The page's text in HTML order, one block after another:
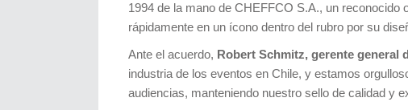
1994 de la mano de CHEFFCO S.A., un
rápidamente en un ícono dentro del rubro por su
Ante el acuerdo, Robert Schmitz, gerente general
industria de los eventos en Chile, y estamos
audiencias, manteniendo nuestro sello de calidad y